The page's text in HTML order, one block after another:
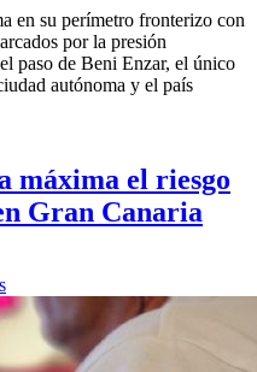
en su perímetro fronterizo con
por la presión
paso de Beni Enzar, el único
autónoma y el país
máxima el riesgo
Gran Canaria